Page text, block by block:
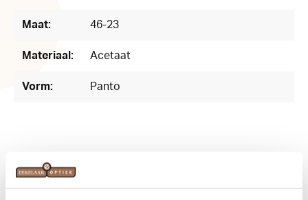
Maat: 46-23
Materiaal: Acetaat
Vorm: Panto
Related products